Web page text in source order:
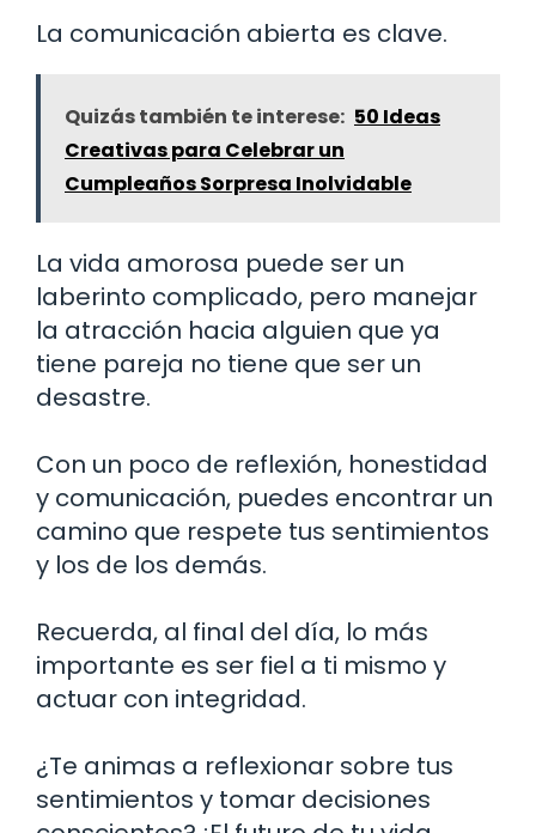
La comunicación abierta es clave.
Quizás también te interese: 50 Ideas
Creativas para Celebrar un
Cumpleaños Sorpresa Inolvidable
La vida amorosa puede ser un
laberinto complicado, pero manejar
la atracción hacia alguien que ya
tiene pareja no tiene que ser un
desastre.
Con un poco de reflexión, honestidad
y comunicación, puedes encontrar un
camino que respete tus sentimientos
y los de los demás.
Recuerda, al final del día, lo más
importante es ser fiel a ti mismo y
actuar con integridad.
¿Te animas a reflexionar sobre tus
sentimientos y tomar decisiones